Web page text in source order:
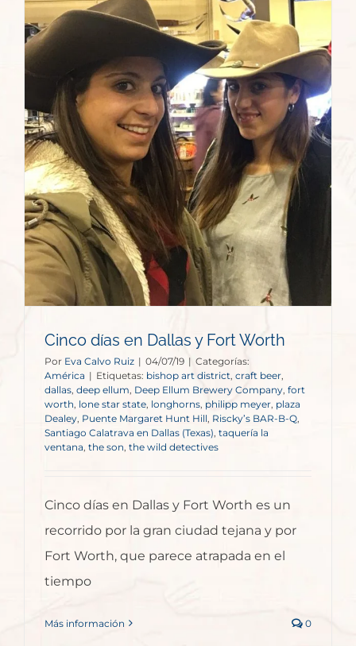
Cinco días en Dallas y Fort Worth
Por Eva Calvo Ruiz | 04/07/19 | Categorías:
América | Etiquetas: bishop art district craft beer,
dallas, deep ellum, Deep Ellum Brewery Company fort
worth lone star state, longhorns, philipp meyer plaza
Dealey Puente Margaret Hunt Hill Riscky’s BAR-B-Q,
Santiago Calatrava en Dallas (Texas) taquería la
ventana the son, the wild detectives
Cinco días en Dallas y Fort Worth es un
recorrido por la gran ciudad tejana y por
Fort Worth, que parece atrapada en el
tiempo
Más información 0